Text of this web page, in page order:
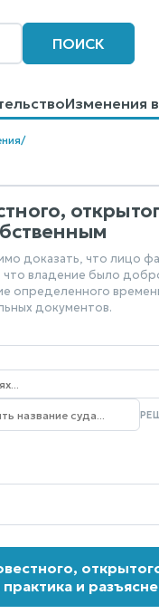
ПОИСК
Изменения
/
доказать, что лицо
владение было
определенного
документов.
и